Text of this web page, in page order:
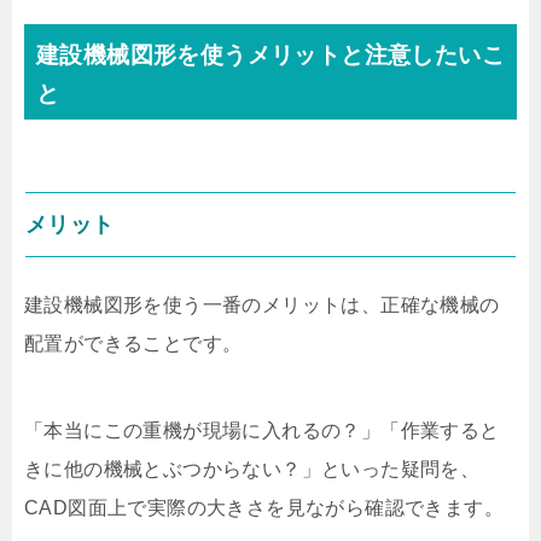
建設機械図形を使うメリットと注意したいこ
と
メリット
建設機械図形を使う一番のメリットは、正確な機械の
配置ができることです。
「本当にこの重機が現場に入れるの？」「作業すると
きに他の機械とぶつからない？」といった疑問を、
CAD図面上で実際の大きさを見ながら確認できます。